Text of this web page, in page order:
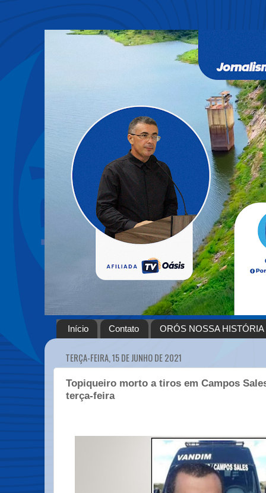
Início Contato ORÓS NOSSA HISTÓRIA
TERÇA-FEIRA, 15 DE JUNHO DE 2021
Topiqueiro morto a tiros em Campos
terça-feira